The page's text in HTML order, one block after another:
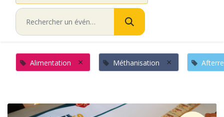
Alimentation × Méthanisation ×